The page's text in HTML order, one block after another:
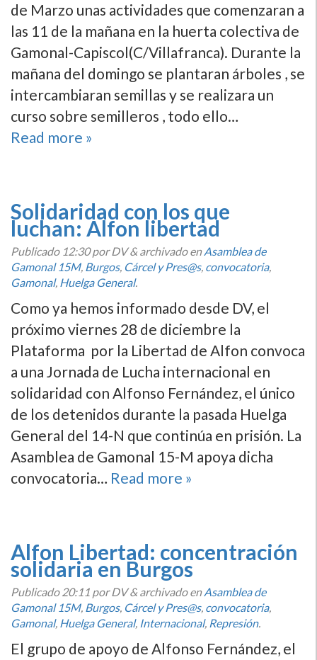
de Marzo unas actividades que comenzaran a
las 11 de la mañana en la huerta colectiva de
Gamonal-Capiscol(C/Villafranca). Durante la
mañana del domingo se plantaran árboles , se
intercambiaran semillas y se realizara un
curso sobre semilleros , todo ello…
Read more »
Solidaridad con los que
luchan: Alfon libertad
Publicado 12:30por DV&archivado enAsamblea de
Gamonal 15M, Burgos, Cárcel y Pres@s, convocatoria,
Gamonal, Huelga General.
Como ya hemos informado desde DV, el
próximo viernes 28 de diciembre la
Plataforma por la Libertad de Alfon convoca
a una Jornada de Lucha internacional en
solidaridad con Alfonso Fernández, el único
de los detenidos durante la pasada Huelga
General del 14-N que continúa en prisión. La
Asamblea de Gamonal 15-M apoya dicha
convocatoria… Read more »
Alfon Libertad: concentración
solidaria en Burgos
Publicado20:11 por DV&archivado enAsamblea de
Gamonal 15M, Burgos, Cárcel y Pres@s, convocatoria,
Gamonal, Huelga General, Internacional, Represión.
El grupo de apoyo de Alfonso Fernández, el